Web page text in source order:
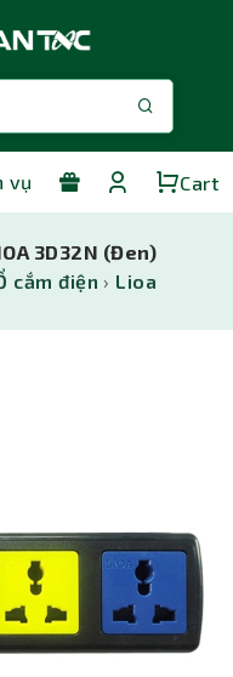
vụ Cart
3D32N (Đen)
cắm điện › Lioa